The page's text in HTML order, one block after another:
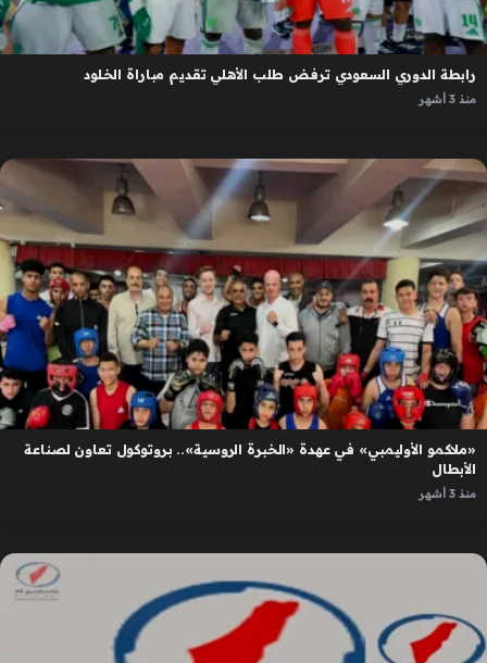
رابطة الدوري السعودي ترفض طلب الأهلي تقديم مباراة الخلود
منذ 3 أشهر
«ملاكمو الأوليمبي» في عهدة «الخبرة الروسية».. بروتوكول تعاون لصناعة
الأبطال
منذ 3 أشهر